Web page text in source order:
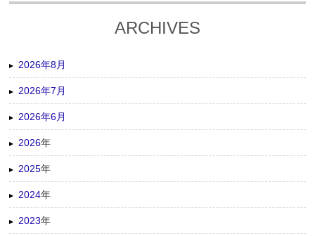
ARCHIVES
2026年8月
2026年7月
2026年6月
2026年
2025年
2024年
2023年